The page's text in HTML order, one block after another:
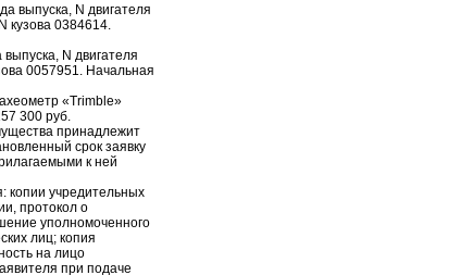
выпуска, N двигателя
кузова 0384614.
N двигателя
0057951. Начальная
«Trimble»
300 руб.
принадлежит
срок заявку
к ней
копии учредительных
протокол о
уполномоченного
лиц; копия
на лицо
при подаче